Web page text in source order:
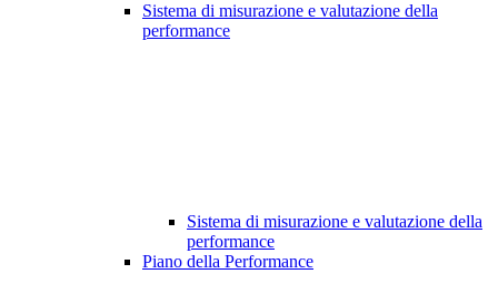
Sistema di misurazione e valutazione della
performance
Sistema di misurazione e valutazione della
performance
Piano della Performance